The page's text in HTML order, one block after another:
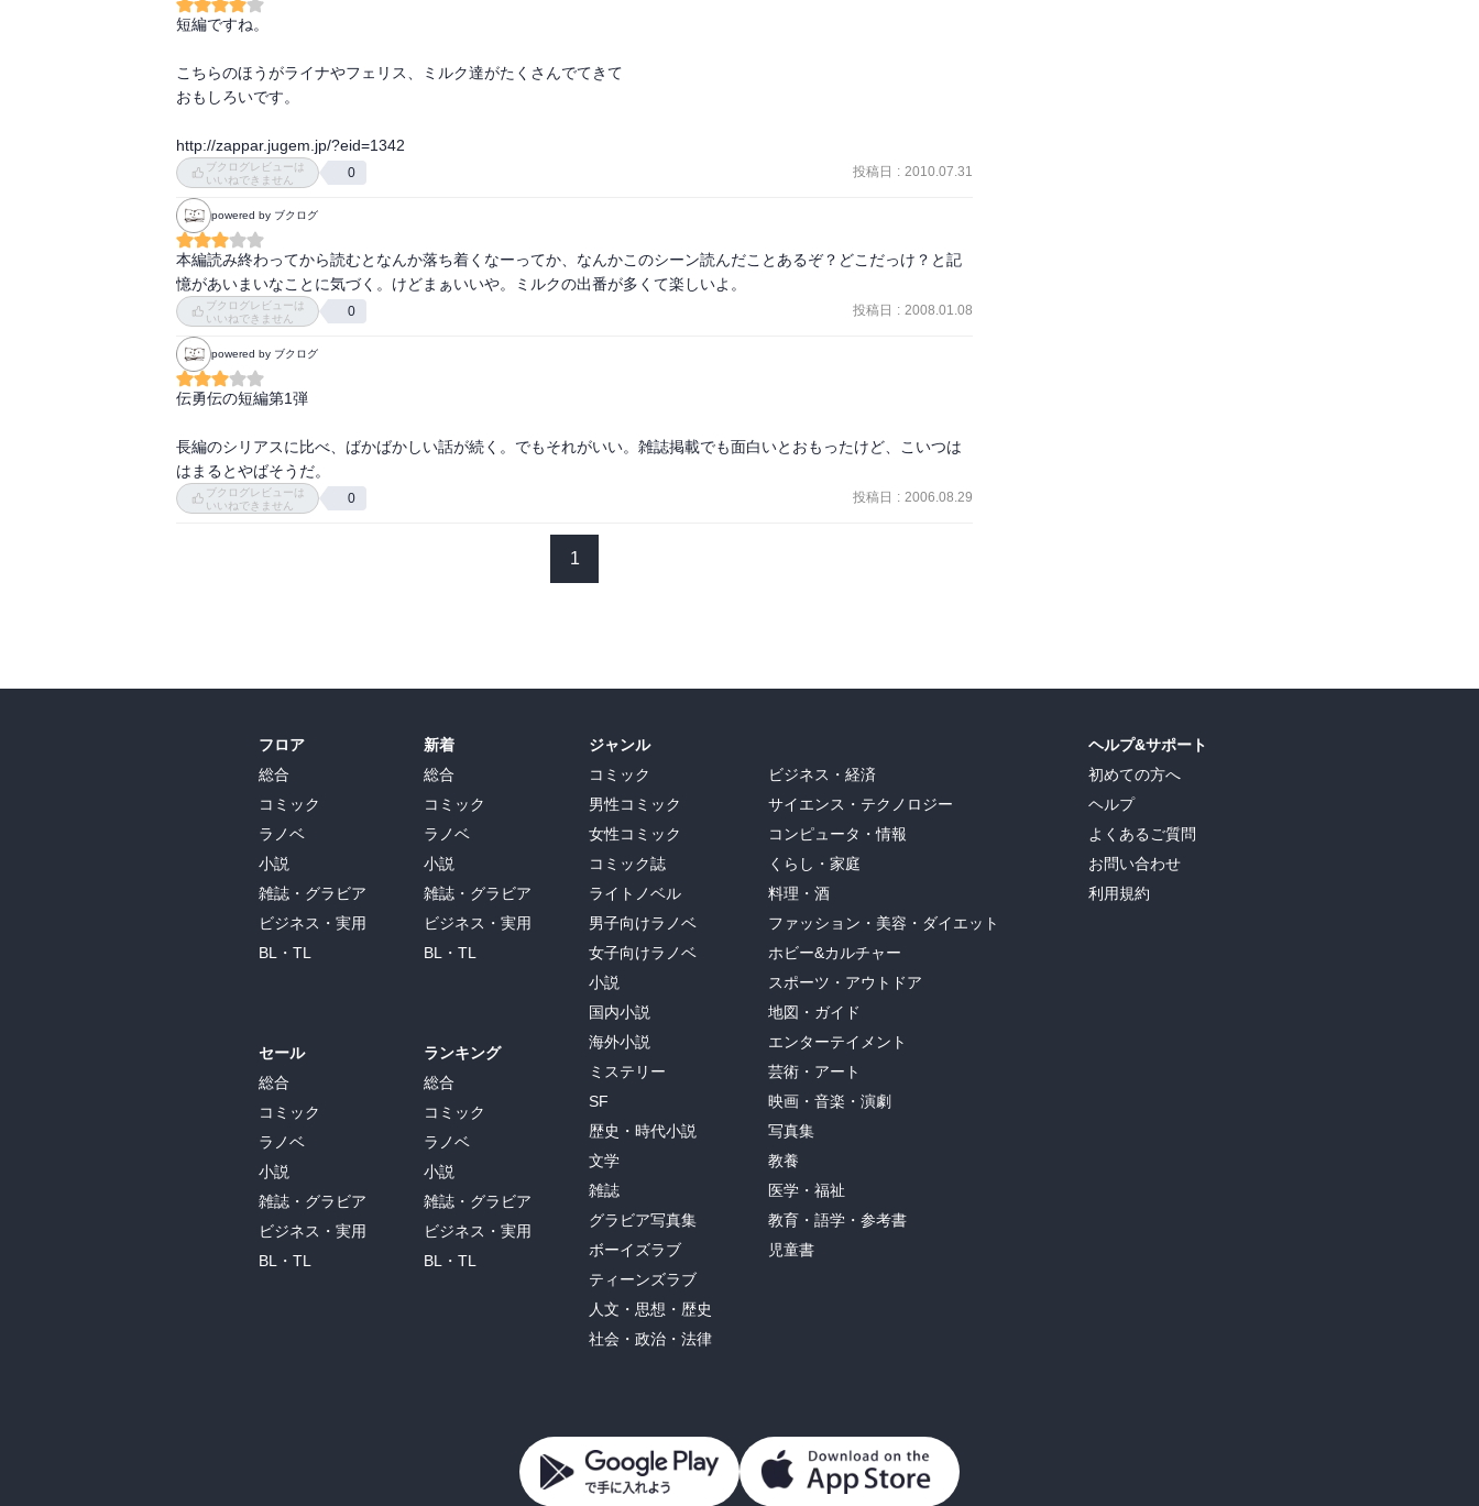
短編ですね。
こちらのほうがライナやフェリス、ミルク達がたくさんでてきて
おもしろいです。
http://zappar.jugem.jp/?eid=1342
ブクログレビューは
いいねできません
0 投稿日 : 2010.07.31
powered by ブクログ
本編読み終わってから読むとなんか落ち着くなーってか、なんかこのシーン読んだことあるぞ？どこだっけ？と記
憶があいまいなことに気づく。けどまぁいいや。ミルクの出番が多くて楽しいよ。
ブクログレビューは
いいねできません
0 投稿日 : 2008.01.08
powered by ブクログ
伝勇伝の短編第1弾
長編のシリアスに比べ、ばかばかしい話が続く。でもそれがいい。雑誌掲載でも面白いとおもったけど、こいつは
はまるとやばそうだ。
ブクログレビューは
いいねできません
0 投稿日 : 2006.08.29
1
フロア
総合
コミック
ラノベ
小説
雑誌・グラビア
ビジネス・実用
BL・TL
セール
総合
コミック
ラノベ
小説
雑誌・グラビア
ビジネス・実用
BL・TL
新着
総合
コミック
ラノベ
小説
雑誌・グラビア
ビジネス・実用
BL・TL
ランキング
総合
コミック
ラノベ
小説
雑誌・グラビア
ビジネス・実用
BL・TL
ジャンル
コミック
男性コミック
女性コミック
コミック誌
ライトノベル
男子向けラノベ
女子向けラノベ
小説
国内小説
海外小説
ミステリー
SF
歴史・時代小説
文学
雑誌
グラビア写真集
ボーイズラブ
ティーンズラブ
人文・思想・歴史
社会・政治・法律
ビジネス・経済
サイエンス・テクノロジー
コンピュータ・情報
くらし・家庭
料理・酒
ファッション・美容・ダイエット
ホビー&カルチャー
スポーツ・アウトドア
地図・ガイド
エンターテイメント
芸術・アート
映画・音楽・演劇
写真集
教養
医学・福祉
教育・語学・参考書
児童書
ヘルプ&サポート
初めての方へ
ヘルプ
よくあるご質問
お問い合わせ
利用規約